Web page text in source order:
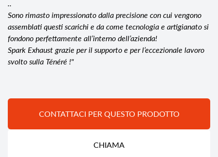
..
Sono rimasto impressionato dalla precisione con cui vengono
assemblati questi scarichi e da come tecnologia e artigianato si
fondono perfettamente all’interno dell’azienda!
Spark Exhaust grazie per il supporto e per l’eccezionale lavoro
svolto sulla Ténéré !"
CONTATTACI PER QUESTO PRODOTTO
CHIAMA